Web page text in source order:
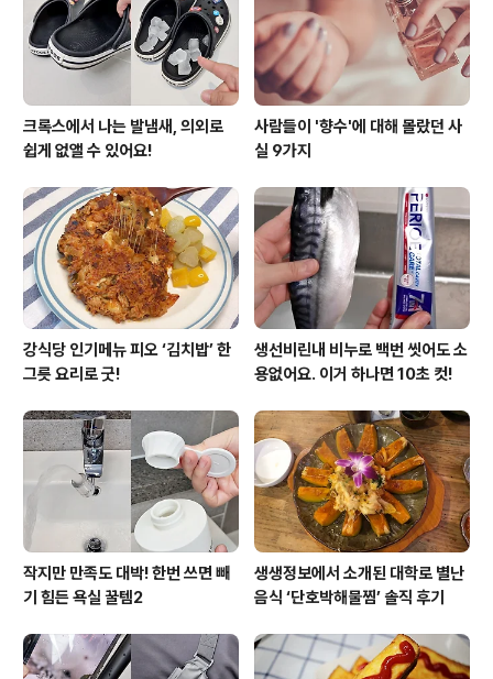
콘센트를 빼주시고요. 전류가 빠지는 시간 5분정도 기다려
주세요. ..
크록스에서 나는 발냄새, 의외로
쉽게 없앨 수 있어요!
사람들이 '향수'에 대해 몰랐던 사
실 9가지
강식당 인기메뉴 피오 ‘김치밥’ 한
그릇 요리로 굿!
생선비린내 비누로 백번 씻어도 소
용없어요. 이거 하나면 10초 컷!
작지만 만족도 대박! 한번 쓰면 빼
기 힘든 욕실 꿀템2
생생정보에서 소개된 대학로 별난
음식 ‘단호박해물찜’ 솔직 후기